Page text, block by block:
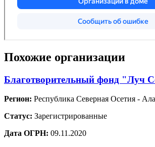
Похожие организации
Благотворительный фонд "Луч
Регион: Республика Северная Осетия -
Статус: Зарегистрированные
Дата ОГРН: 09.11.2020